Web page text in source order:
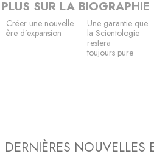
SUR LA
Créer une nouvelle
ère d’expansion
Une garantie que
la Scientologie
restera
toujours pure
DERNIÈRES NOUVELLES